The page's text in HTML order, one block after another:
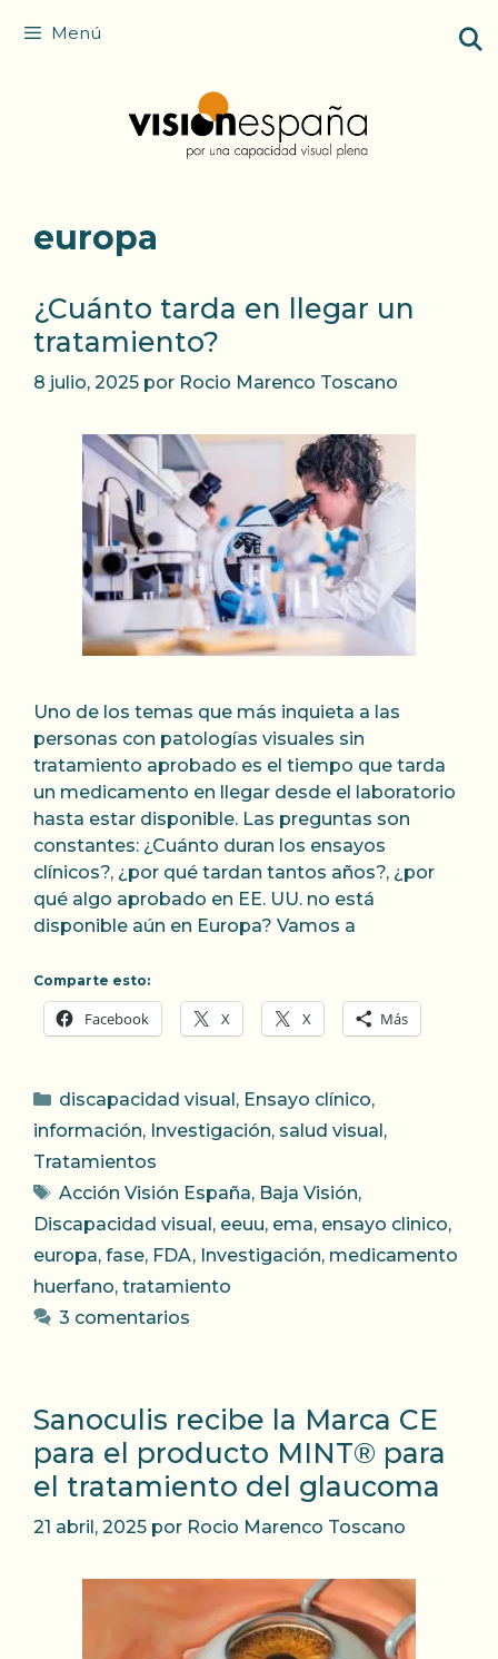
Menú
europa
¿Cuánto tarda en llegar un
tratamiento?
8 julio, 2025 por Rocio Marenco Toscano
Uno de los temas que más inquieta a las
personas con patologías visuales sin
tratamiento aprobado es el tiempo que tarda
un medicamento en llegar desde el laboratorio
hasta estar disponible. Las preguntas son
constantes: ¿Cuánto duran los ensayos
clínicos?, ¿por qué tardan tantos años?, ¿por
qué algo aprobado en EE. UU. no está
disponible aún en Europa? Vamos a
Comparte esto:
Facebook X X Más
Categorías
discapacidad visual , Ensayo clínico,
información, Investigación, salud visual ,
Tratamientos
Etiquetas
Acción Visión España, Baja Visión,
Discapacidad visual , eeuu, ema, ensayo clinico,
europa, fase, FDA, Investigación, medicamento
huerfano, tratamiento
3 comentarios
Sanoculis recibe la Marca CE
para el producto MINT® para
el tratamiento del glaucoma
21 abril, 2025 por Rocio Marenco Toscano